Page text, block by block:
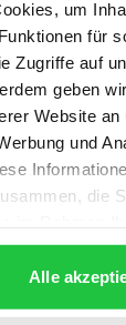
um
für
Zugriffe auf
geben
Website
und
die
Alle
Add to
the use of